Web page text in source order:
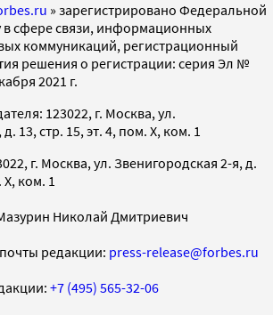
» зарегистрировано Федеральной
в сфере связи, информационных
коммуникаций, регистрационный
решения о регистрации: серия Эл №
2021 г.
123022, г. Москва, ул.
13, стр. 15, эт. 4, пом. X, ком. 1
г. Москва, ул. Звенигородская 2-я, д.
X, ком. 1
Николай Дмитриевич
редакции: press-release@forbes.ru
+7 (495) 565-32-06